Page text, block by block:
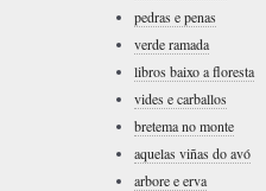
pedras e penas
verde ramada
libros baixo a floresta
vides e carballos
bretema no monte
aquelas viñas do avó
arbore e erva